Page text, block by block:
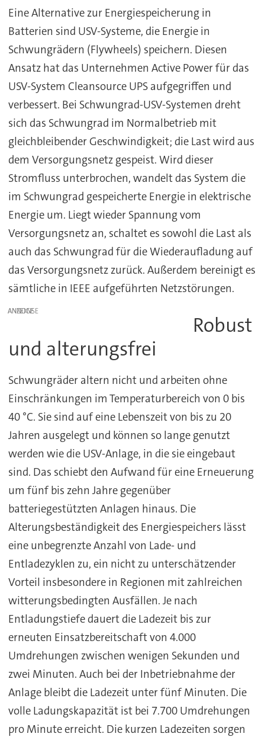
Eine Alternative zur Energiespeicherung in
Batterien sind USV-Systeme, die Energie in
Schwungrädern (Flywheels) speichern. Diesen
Ansatz hat das Unternehmen Active Power für das
USV-System Cleansource UPS aufgegriffen und
verbessert. Bei Schwungrad-USV-Systemen dreht
sich das Schwungrad im Normalbetrieb mit
gleichbleibender Geschwindigkeit; die Last wird aus
dem Versorgungsnetz gespeist. Wird dieser
Stromfluss unterbrochen, wandelt das System die
im Schwungrad gespeicherte Energie in elektrische
Energie um. Liegt wieder Spannung vom
Versorgungsnetz an, schaltet es sowohl die Last als
auch das Schwungrad für die Wiederaufladung auf
das Versorgungsnetz zurück. Außerdem bereinigt es
sämtliche in IEEE aufgeführten Netzstörungen.
ANZEIGE
Robust
und alterungsfrei
Schwungräder altern nicht und arbeiten ohne
Einschränkungen im Temperaturbereich von 0 bis
40 °C. Sie sind auf eine Lebenszeit von bis zu 20
Jahren ausgelegt und können so lange genutzt
werden wie die USV-Anlage, in die sie eingebaut
sind. Das schiebt den Aufwand für eine Erneuerung
um fünf bis zehn Jahre gegenüber
batteriegestützten Anlagen hinaus. Die
Alterungsbeständigkeit des Energiespeichers lässt
eine unbegrenzte Anzahl von Lade- und
Entladezyklen zu, ein nicht zu unterschätzender
Vorteil insbesondere in Regionen mit zahlreichen
witterungsbedingten Ausfällen. Je nach
Entladungstiefe dauert die Ladezeit bis zur
erneuten Einsatzbereitschaft von 4.000
Umdrehungen zwischen wenigen Sekunden und
zwei Minuten. Auch bei der Inbetriebnahme der
Anlage bleibt die Ladezeit unter fünf Minuten. Die
volle Ladungskapazität ist bei 7.700 Umdrehungen
pro Minute erreicht. Die kurzen Ladezeiten sorgen